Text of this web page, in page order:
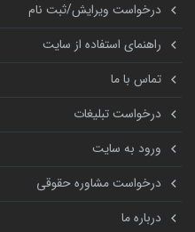
درخواست ویرایش/ثبت نام
راهنمای استفاده از سایت
تماس با ما
درخواست تبلیغات
ورود به سایت
درخواست مشاوره حقوقی
درباره ما